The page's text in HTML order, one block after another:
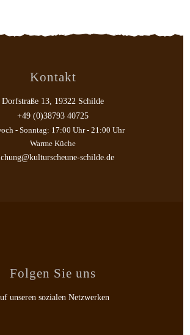
Kontakt
Dorfstraße 13, 19322 Schilde
+49 (0)38793 40725
- Sonntag: 17:00 Uhr - 21:00 Uhr
Warme Küche
schilde.de
Folgen Sie uns
unseren sozialen Netzwerken